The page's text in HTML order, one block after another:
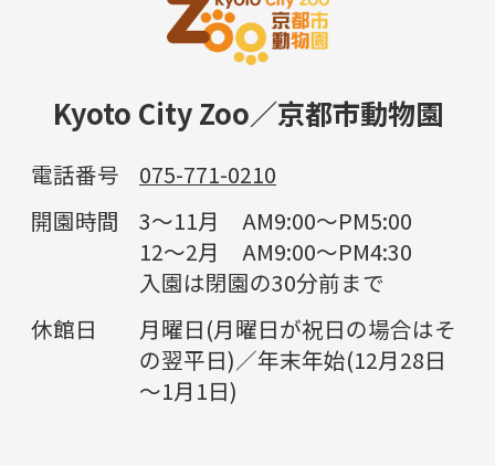
Kyoto City Zoo／京都市動物園
電話番号
075-771-0210
開園時間
3～11月 AM9:00～PM5:00
12～2月 AM9:00～PM4:30
入園は閉園の30分前まで
休館日
月曜日(月曜日が祝日の場合はそ
の翌平日)／年末年始(12月28日
～1月1日)